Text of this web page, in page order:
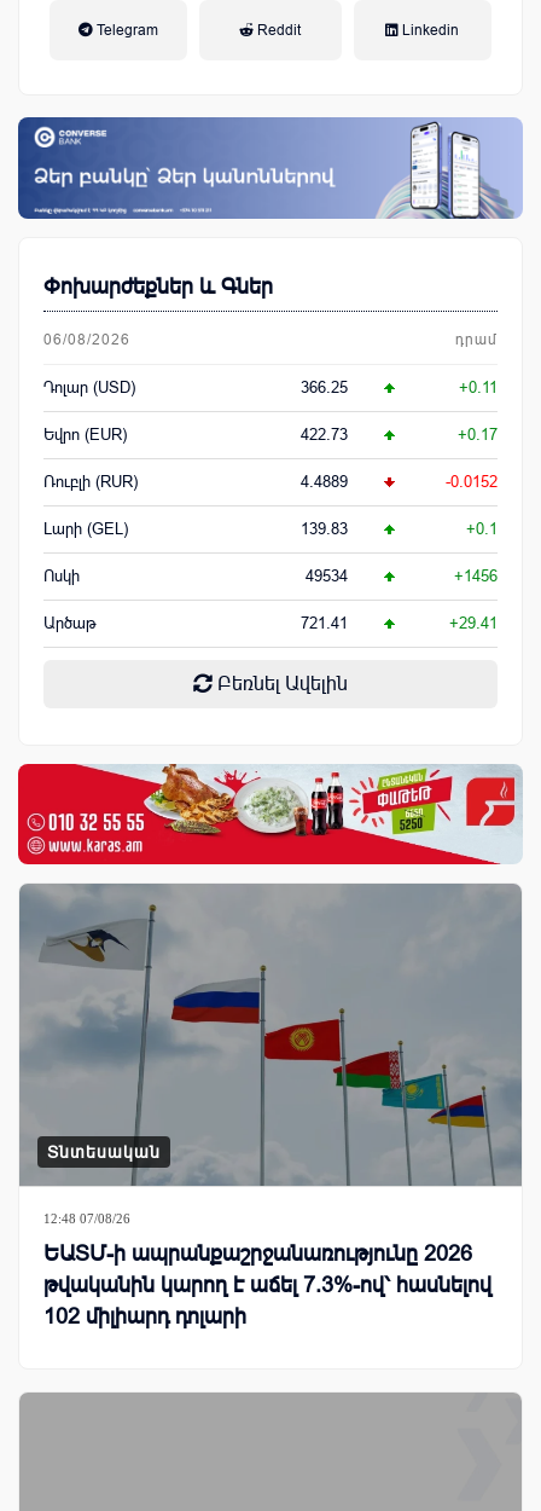
Telegram Reddit Linkedin
Փոխարժեքներ և Գներ
06/08/2026 դրամ
Դոլար (USD) 366.25 +0.11
Եվրո (EUR) 422.73 +0.17
Ռուբլի (RUR) 4.4889 -0.0152
Լարի (GEL) 139.83 +0.1
Ոսկի 49534 +1456
Արծաթ 721.41 +29.41
Բեռնել Ավելին
Տնտեսական
12:48 07/08/26
ԵԱՏՄ-ի ապրանքաշրջանառությունը 2026
թվականին կարող է աճել 7.3%-ով՝ հասնելով
102 միլիարդ դոլարի